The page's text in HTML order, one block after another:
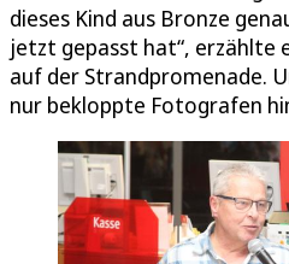
dieses Kind aus Bronze
jetzt gepasst hat“, erzählte
auf der Strandpromenade.
nur bekloppte Fotografen